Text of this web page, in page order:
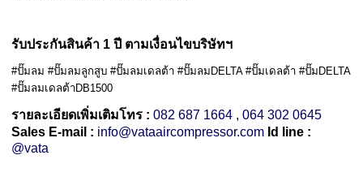
รับประกันสินค้า 1 ปี ตามเงื่อนไขบริษัทฯ
#ปั๊มลม #ปั๊มลมลูกสูบ #ปั๊มลมเดลต้า #ปั๊มลมDELTA #ปั๊มเดลต้า #ปั๊มDELTA
#ปั๊มลมเดลต้าDB1500
รายละเอียดเพิ่มเติมโทร :082 687 1664 ,064 302 0645
Sales E-mail : info@vataaircompressor.com Id line :
@vata